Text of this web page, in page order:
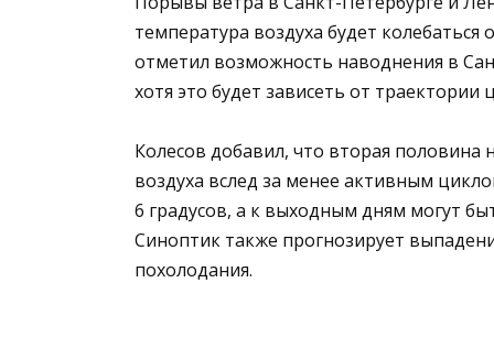
температура воздуха будет
отметил возможность наводнения в
хотя это будет зависеть от траектории
Колесов добавил, что вторая
воздуха вслед за менее активным
6 градусов, а к выходным дням могут
Синоптик также прогнозирует
похолодания.